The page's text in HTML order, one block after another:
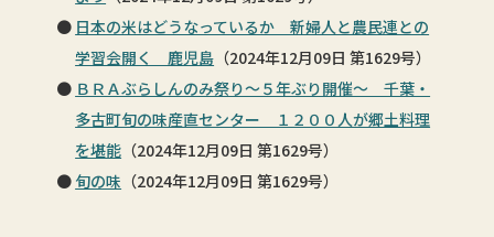
日本の米はどうなっているか 新婦人と農民連との
学習会開く 鹿児島 （2024年12月09日 第1629号）
ＢＲＡぶらしんのみ祭り～５年ぶり開催～ 千葉・
多古町旬の味産直センター １２００人が郷土料理
を堪能 （2024年12月09日 第1629号）
旬の味 （2024年12月09日 第1629号）